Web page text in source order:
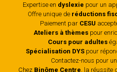
Expertise en dyslexie pour un
Offre unique de réductions
Paiement par CESU
Ateliers à thèmespour
Cours pour adultes
Spécialisation DYS pour
Contactez-nous pour
Chez Binôme Centre, la réussite